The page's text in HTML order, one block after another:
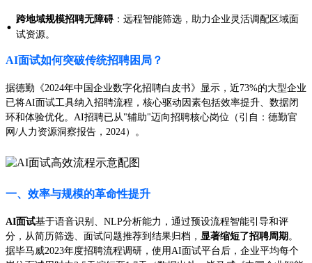
· 跨地域规模招聘无障碍：远程智能筛选，助力企业灵活调配区域面
试资源。
AI面试如何突破传统招聘困局？
据德勤《2024年中国企业数字化招聘白皮书》显示，近73%的大型企业
已将AI面试工具纳入招聘流程，核心驱动因素包括效率提升、数据闭
环和体验优化。AI招聘已从"辅助"迈向招聘核心岗位（引自：德勤官
网/人力资源洞察报告，2024）。
一、效率与规模的革命性提升
AI面试基于语音识别、NLP分析能力，通过预设流程智能引导和评
分，从简历筛选、面试问题推荐到结果归档， 显著缩短了招聘周期 。
据毕马威2023年度招聘流程调研，使用AI面试平台后，企业平均每个